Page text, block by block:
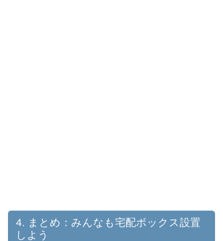
まとめ：みんなも宅配ボックス設置
しよう